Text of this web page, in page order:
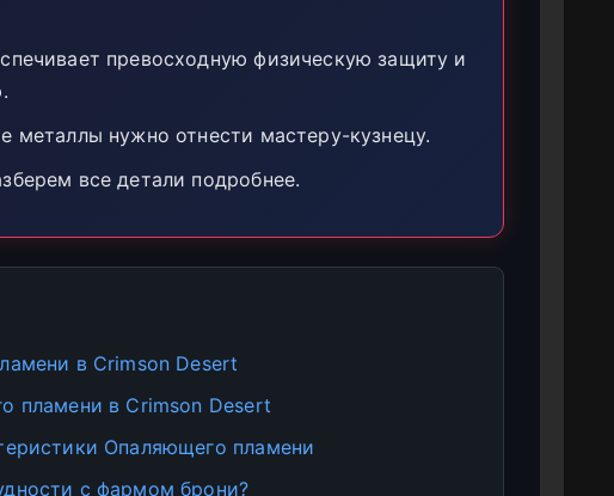
превосходную физическую защиту и
нужно отнести мастеру-кузнецу.
все детали подробнее.
в Crimson Desert
пламени в Crimson Desert
Опаляющего пламени
с фармом брони?